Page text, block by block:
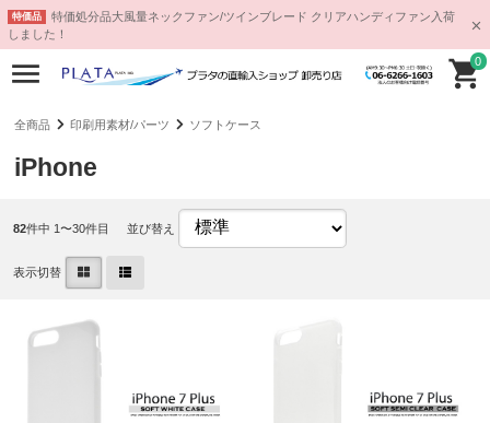
特価品
特価処分品大風量ネックファン/ツインブレード クリアハンディファン入荷
しました！
0
全商品 印刷用素材/パーツ ソフトケース
iPhone
82件中 1〜30件目 並び替え
表示切替